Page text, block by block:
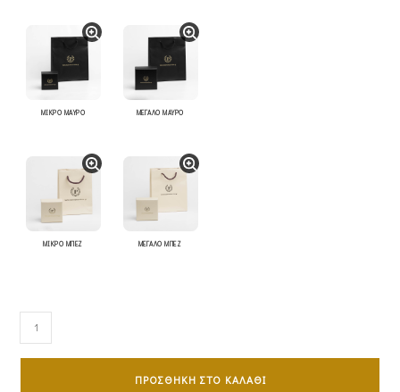
ΜΙΚΡΟ ΜΑΥΡΟ ΜΕΓΑΛΟ ΜΑΥΡΟ
ΜΙΚΡΟ ΜΠΕΖ ΜΕΓΑΛΟ ΜΠΕΖ
Σταυρός
Γυναικείος
ΠΡΟΣΘΉΚΗ ΣΤΟ ΚΑΛΆΘΙ